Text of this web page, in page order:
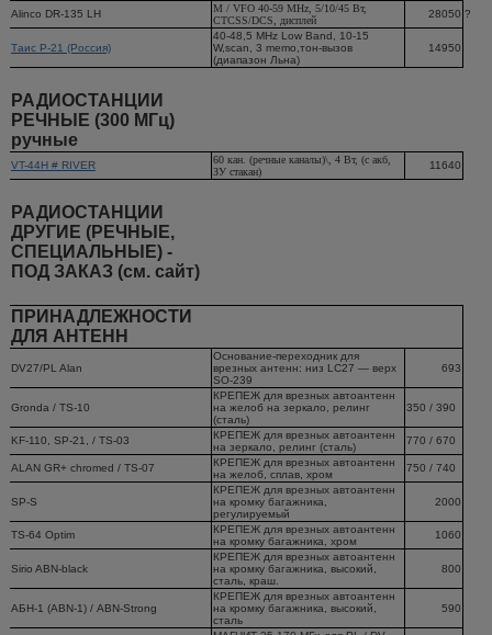
Alinco DR-135 LH
M / VFO 40-59 MHz, 5/10/45 Вт,
CTCSS/DCS, дисплей
28050 ?
Таис Р-21 (Россия)
40-48,5 MHz Low Band, 10-15
W,scan, 3 memo,тон-вызов
(диапазон Льна)
14950
РАДИОСТАНЦИИ
РЕЧНЫЕ (300 МГц)
ручные
VT-44H # RIVER
60 кан. (речные каналы)\, 4 Вт, (с акб,
ЗУ стакан)
11640
РАДИОСТАНЦИИ
ДРУГИЕ (РЕЧНЫЕ,
СПЕЦИАЛЬНЫЕ) -
ПОД ЗАКАЗ (cм. сайт)
ПРИНАДЛЕЖНОСТИ
ДЛЯ АНТЕНН
DV27/PL Alan
Основание-переходник для
врезных антенн: низ LC27 — верх
SO-239
693
Gronda / TS-10
КРЕПЕЖ для врезных автоантенн
на желоб на зеркало, релинг
(сталь)
350 / 390
KF-110, SP-21, / TS-03
КРЕПЕЖ для врезных автоантенн
на зеркало, релинг (сталь)
770 / 670
ALAN GR+ chromed / TS-07
КРЕПЕЖ для врезных автоантенн
на желоб, сплав, хром
750 / 740
SP-S
КРЕПЕЖ для врезных автоантенн
на кромку багажника,
регулируемый
2000
TS-64 Optim
КРЕПЕЖ для врезных автоантенн
на кромку багажника, хром
1060
Sirio ABN-black
КРЕПЕЖ для врезных автоантенн
на кромку багажника, высокий,
сталь, краш.
800
АБН-1 (ABN-1) / ABN-Strong
КРЕПЕЖ для врезных автоантенн
на кромку багажника, высокий,
сталь
590